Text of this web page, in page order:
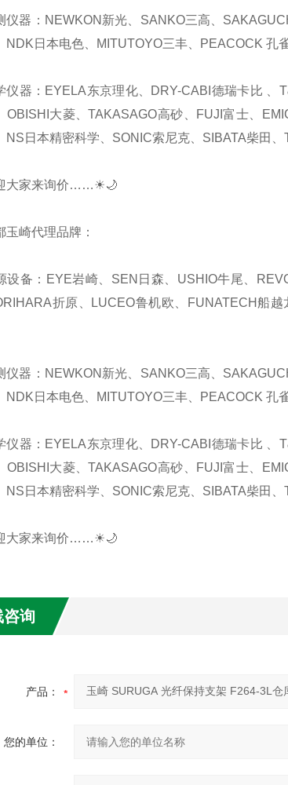
仪器：NEWKON新光、SANKO三高、
NDK日本电色、MITUTOYO三丰、PEACOCK 孔
仪器：EYELA东京理化、DRY-CABI德瑞卡比
OBISHI大菱、TAKASAGO高砂、FUJI富士、
NS日本精密科学、SONIC索尼克、SIBATA柴田
大家来询价……☀🌙
玉崎代理品牌：
设备：EYE岩崎、SEN日森、USHIO牛尾、
折原、LUCEO鲁机欧、FUNATECH船
仪器：NEWKON新光、SANKO三高、
NDK日本电色、MITUTOYO三丰、PEACOCK 孔
仪器：EYELA东京理化、DRY-CABI德瑞卡比
OBISHI大菱、TAKASAGO高砂、FUJI富士、
NS日本精密科学、SONIC索尼克、SIBATA柴田
大家来询价……☀🌙
咨询
产品：
您的单位：